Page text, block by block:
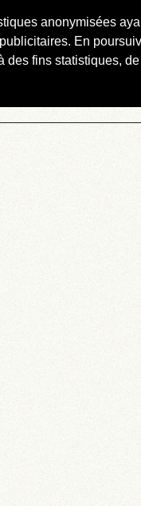
anonymisées
En
des fins statistiques,